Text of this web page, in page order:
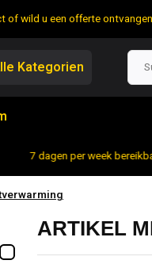
of wild u een offerte
Kategorien
7 dagen per week
ARTIKEL